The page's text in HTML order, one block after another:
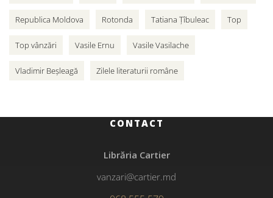
Republica Moldova Rotonda Tatiana Țîbuleac Top
Top vânzări Vasile Ernu Vasile Vasilache
Vladimir Beșleagă Zilele literaturii române
CONTACT
Librăria Cartier
vanzari@cartier.md